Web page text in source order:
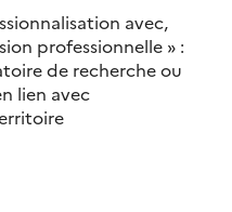
avec,
professionnelle » :
de recherche ou
lien avec